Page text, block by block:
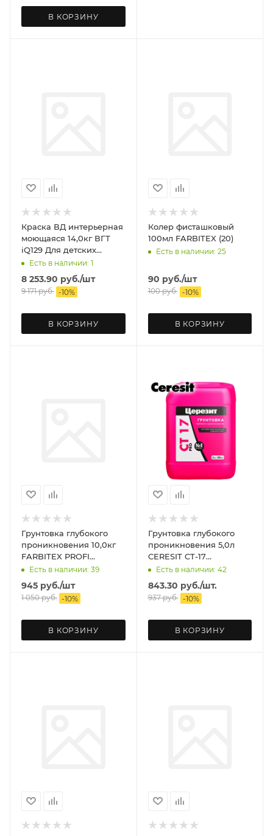
В КОРЗИНУ
Краска ВД интерьерная
моющаяся 14,0кг ВГТ
iQ129 Для детских
комнат, база A
Есть в наличии: 1
8 253.90 руб./шт
9 171руб. -10%
В КОРЗИНУ
Колер фисташковый
100мл FARBITEX (20)
Есть в наличии: 25
90 руб./шт
100руб. -10%
В КОРЗИНУ
Грунтовка глубокого
проникновения 10,0кг
FARBITEX PROFI
TIEFGRUNT
Есть в наличии: 39
945 руб./шт
1 050руб. -10%
В КОРЗИНУ
Грунтовка глубокого
проникновения 5,0л
CERESIT CT-17
морозостойкая
Есть в наличии: 42
843.30 руб./шт.
937руб. -10%
В КОРЗИНУ